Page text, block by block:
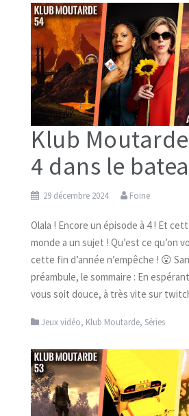
Klub
4 dans le
29 décembre 2024 Foine
Olala ! Encore un épisode à 4 ! Et
monde a un sujet ! Qu’est ce qu’on
cette fin d’année n’empêche ! 😮
préambule, le sommaire : En
vous soit douce, à très vite sur
Jeux vidéo, Klub Moutarde, Séries